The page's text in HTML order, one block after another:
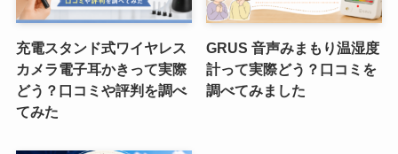
充電スタンド式ワイヤレス
カメラ電子耳かきって実際
どう？口コミや評判を調べ
てみた
GRUS 音声みまもり温湿度
計って実際どう？口コミを
調べてみました